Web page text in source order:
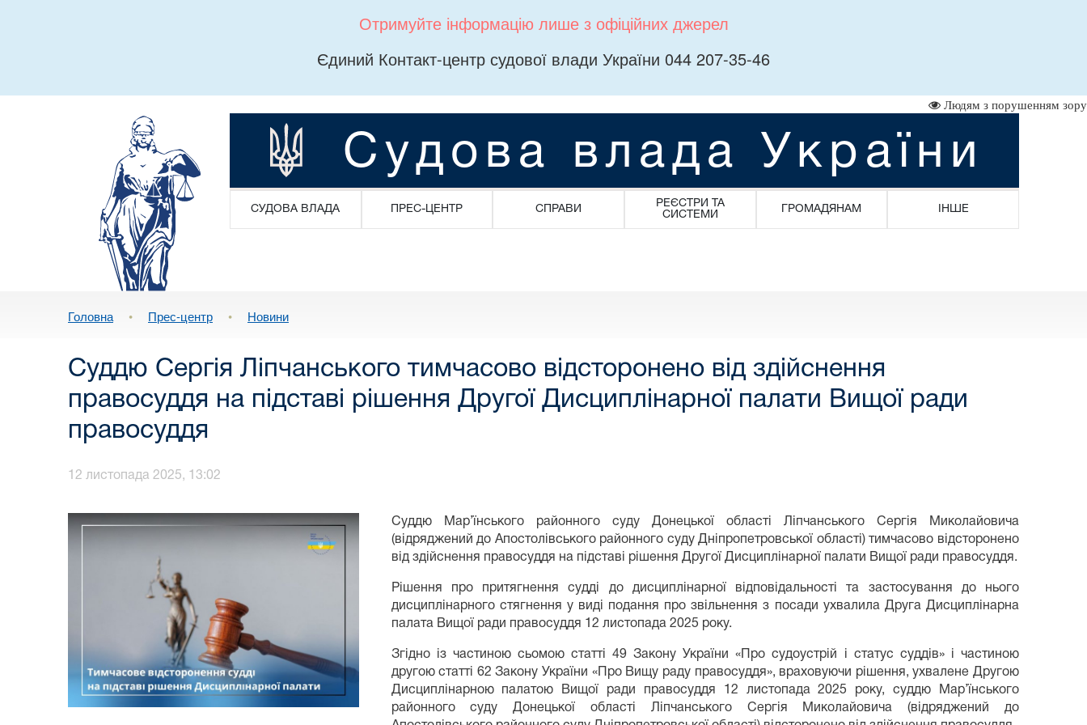
Отримуйте інформацію лише з офіційних джерел
Єдиний Контакт-центр судової влади України 044 207-35-46
Людям з порушенням зору
Судова влада України
СУДОВА ВЛАДА ПРЕС-ЦЕНТР СПРАВИ
РЕЄСТРИ ТА
СИСТЕМИ
ГРОМАДЯНАМ ІНШЕ
Головна • Прес-центр • Новини
Суддю Сергія Ліпчанського тимчасово відсторонено від здійснення
правосуддя на підставі рішення Другої Дисциплінарної палати Вищої ради
правосуддя
12 листопада 2025, 13:02
Суддю Мар’їнського районного суду Донецької області Ліпчанського Сергія Миколайовича
(відряджений до Апостолівського районного суду Дніпропетровської області) тимчасово відсторонено
від здійснення правосуддя на підставі рішення Другої Дисциплінарної палати Вищої ради правосуддя.
Рішення про притягнення судді до дисциплінарної відповідальності та застосування до нього
дисциплінарного стягнення у виді подання про звільнення з посади ухвалила Друга Дисциплінарна
палата Вищої ради правосуддя 12 листопада 2025 року.
Згідно із частиною сьомою статті 49 Закону України «Про судоустрій і статус суддів» і частиною
другою статті 62 Закону України «Про Вищу раду правосуддя», враховуючи рішення, ухвалене Другою
Дисциплінарною палатою Вищої ради правосуддя 12 листопада 2025 року, суддю Мар’їнського
районного суду Донецької області Ліпчанського Сергія Миколайовича (відряджений до